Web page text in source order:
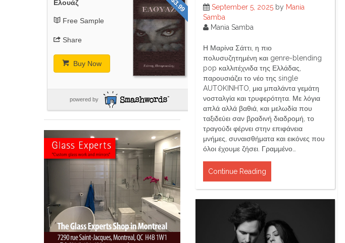
$3.99
Ελουάζ
Free Sample
Share
Buy Now
powered by
September 5, 2025 by Mania
Samba
Mania Samba
Η Μαρίνα Σάττι, η πιο
πολυσυζητημένη και genre-blending
pop καλλιτέχνιδα της Ελλάδας,
παρουσιάζει το νέο της single
AUTOKINHTO, μια μπαλάντα γεμάτη
νοσταλγία και τρυφερότητα. Με λόγια
απλά αλλά βαθιά, και μελωδία που
ταξιδεύει σαν βραδινή διαδρομή, το
τραγούδι φέρνει στην επιφάνεια
μνήμες, συναισθήματα και εικόνες που
όλοι έχουμε ζήσει. Γραμμένο…
Continue Reading